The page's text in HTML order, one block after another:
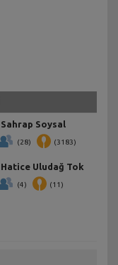
Sahrap Soysal
(28) (3183)
Hatice Uludağ Tok
(4) (11)